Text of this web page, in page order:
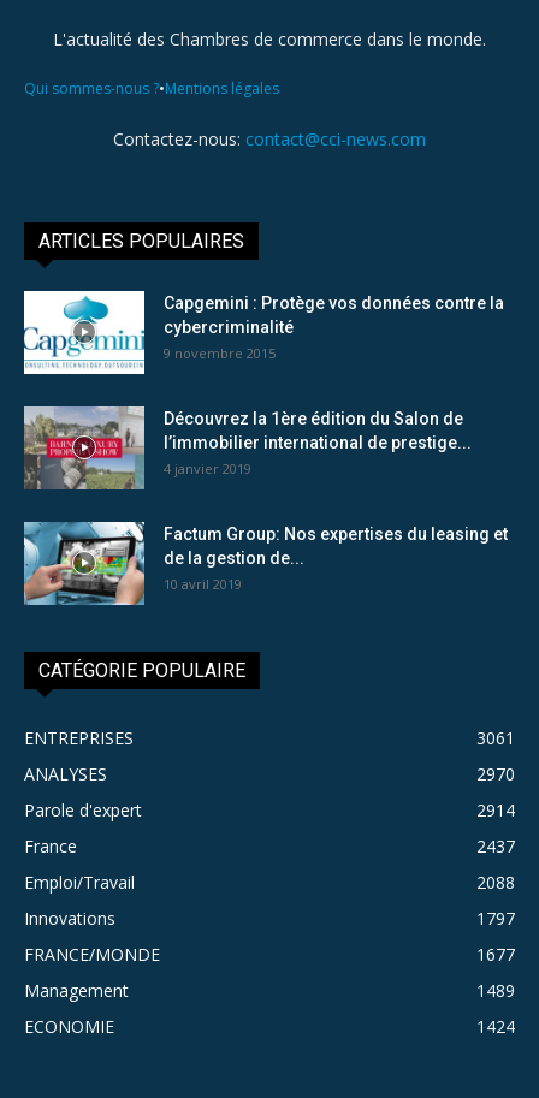
L'actualité des Chambres de commerce dans le monde.
Qui sommes-nous ?•Mentions légales
Contactez-nous: contact@cci-news.com
ARTICLES POPULAIRES
Capgemini : Protège vos données contre la
cybercriminalité
9 novembre 2015
Découvrez la 1ère édition du Salon de
l’immobilier international de prestige...
4 janvier 2019
Factum Group: Nos expertises du leasing et
de la gestion de...
10 avril 2019
CATÉGORIE POPULAIRE
ENTREPRISES
3061
ANALYSES
2970
Parole d'expert
2914
France
2437
Emploi/Travail
2088
Innovations
1797
FRANCE/MONDE
1677
Management
1489
ECONOMIE
1424